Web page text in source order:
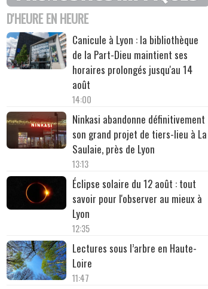
D'HEURE EN HEURE
Canicule à Lyon : la bibliothèque
de la Part-Dieu maintient ses
horaires prolongés jusqu'au 14
août
14:00
Ninkasi abandonne définitivement
son grand projet de tiers-lieu à La
Saulaie, près de Lyon
13:13
Éclipse solaire du 12 août : tout
savoir pour l'observer au mieux à
Lyon
12:35
Lectures sous l’arbre en Haute-
Loire
11:47